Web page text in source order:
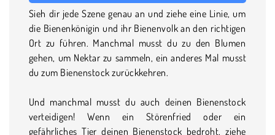
Sieh dir jede Szene genau an und ziehe eine Linie, um
die Bienenkönigin und ihr Bienenvolk an den richtigen
Ort zu führen. Manchmal musst du zu den Blumen
gehen, um Nektar zu sammeln, ein anderes Mal musst
du zum Bienenstock zurückkehren.
Und manchmal musst du auch deinen Bienenstock
verteidigen! Wenn ein Störenfried oder ein
gefährliches Tier deinen Bienenstock bedroht, ziehe